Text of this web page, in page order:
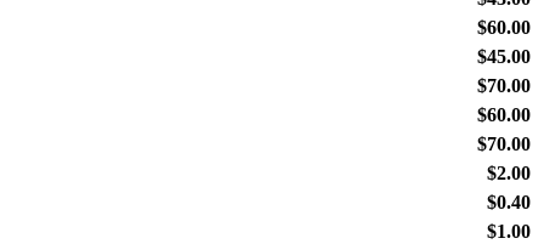
$60.00
$45.00
$70.00
$60.00
$70.00
$2.00
$0.40
$1.00